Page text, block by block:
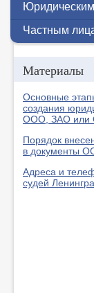
Частным
Материалы
Основные
создания
ООО, ЗАО или
Порядок
в документы
Адреса и
судей